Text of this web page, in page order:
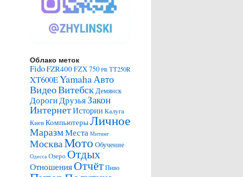
Облако меток
FidoFZR400 FZX 750 PR TT250R
XT600EYamahaАвто
ВидеоВитебск Демянск
Дороги ДрузьяЗакон
ИнтернетИстории Калуга
КиевКомпьютерыЛичное
МаразмМеста Митинг
МоскваМото Обучение
Одесса Озеро Отдых
ОтношенияОтчётПиво